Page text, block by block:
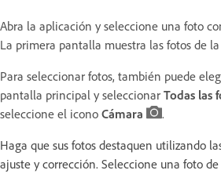
Abra la aplicación y seleccione una foto
La primera pantalla muestra las fotos de
Para seleccionar fotos, también puede
pantalla principal y seleccionar Todas las
seleccione el icono Cámara
.
Haga que sus fotos destaquen utilizando
ajuste y corrección. Seleccione una foto